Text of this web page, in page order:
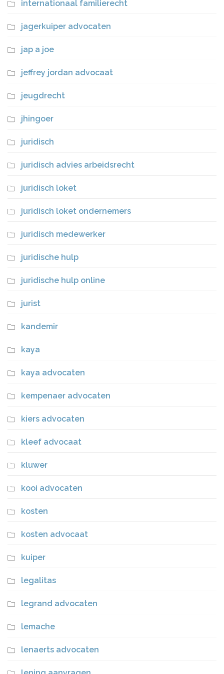
internationaal familierecht
jagerkuiper advocaten
jap a joe
jeffrey jordan advocaat
jeugdrecht
jhingoer
juridisch
juridisch advies arbeidsrecht
juridisch loket
juridisch loket ondernemers
juridisch medewerker
juridische hulp
juridische hulp online
jurist
kandemir
kaya
kaya advocaten
kempenaer advocaten
kiers advocaten
kleef advocaat
kluwer
kooi advocaten
kosten
kosten advocaat
kuiper
legalitas
legrand advocaten
lemache
lenaerts advocaten